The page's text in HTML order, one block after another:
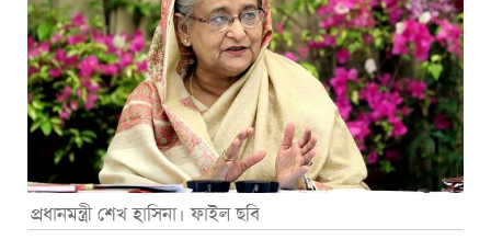
প্রধানমন্ত্রী শেখ হাসিনা। ফাইল ছবি